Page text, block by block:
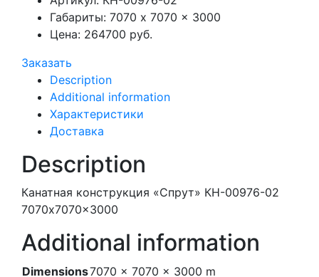
Габариты: 7070 x 7070 x 3000
Цена: 264700 руб.
Заказать
Description
Additional information
Характеристики
Доставка
Description
Канатная конструкция «Спрут» КН-00976-02
7070x7070x3000
Additional information
Dimensions7070 × 7070 × 3000 m